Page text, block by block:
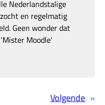
Nederlandstalige
en regelmatig
Geen wonder dat
Moodle’
Volgende »